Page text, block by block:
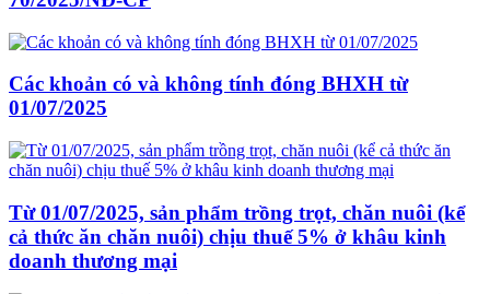
Các khoản có và không tính đóng BHXH từ
01/07/2025
Từ 01/07/2025, sản phẩm trồng trọt, chăn nuôi (kể
cả thức ăn chăn nuôi) chịu thuế 5% ở khâu kinh
doanh thương mại